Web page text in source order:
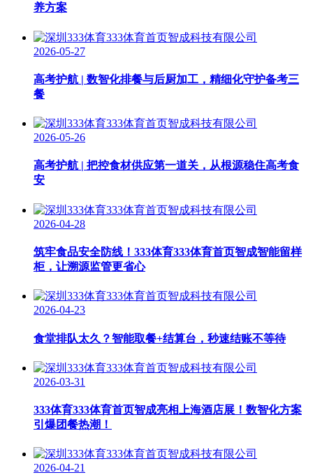
养方案
2026-05-27
高考护航 | 数智化排餐与后厨加工，精细化守护备考三
餐
2026-05-26
高考护航 | 把控食材供应第一道关，从根源稳住高考食
安
2026-04-28
筑牢食品安全防线！333体育333体育首页智成智能留样
柜，让溯源监管更省心
2026-04-23
食堂排队太久？智能取餐+结算台，秒速结账不等待
2026-03-31
333体育333体育首页智成亮相上海酒店展！数智化方案
引爆团餐热潮！
2026-04-21